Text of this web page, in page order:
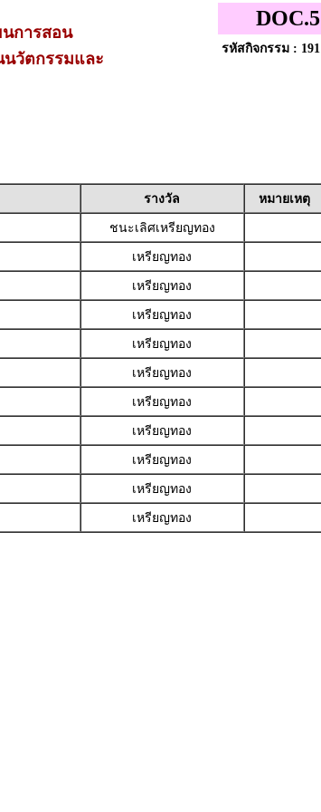
นการสอน
นวัตกรรมและ
DOC.5
รหัสกิจกรรม : 191
รางวัล
หมายเหตุ
ชนะเลิศเหรียญทอง
เหรียญทอง
เหรียญทอง
เหรียญทอง
เหรียญทอง
เหรียญทอง
เหรียญทอง
เหรียญทอง
เหรียญทอง
เหรียญทอง
เหรียญทอง